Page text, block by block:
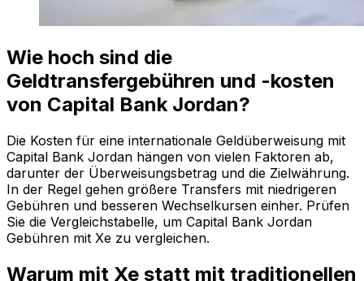
Wie hoch sind die
Geldtransfergebühren und -kosten
von Capital Bank Jordan?
Die Kosten für eine internationale Geldüberweisung mit
Capital Bank Jordan hängen von vielen Faktoren ab,
darunter der Überweisungsbetrag und die Zielwährung.
In der Regel gehen größere Transfers mit niedrigeren
Gebühren und besseren Wechselkursen einher. Prüfen
Sie die Vergleichstabelle, um Capital Bank Jordan
Gebühren mit Xe zu vergleichen.
Warum mit Xe statt mit traditionellen